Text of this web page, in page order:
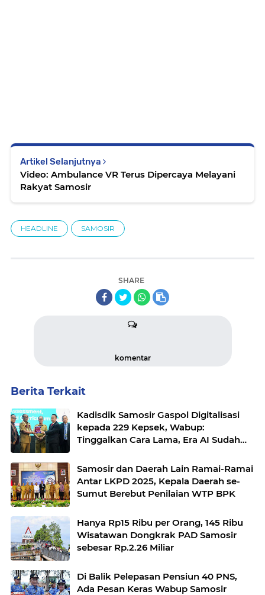
Artikel Selanjutnya
Video: Ambulance VR Terus Dipercaya Melayani
Rakyat Samosir
HEADLINE SAMOSIR
SHARE
komentar
Berita Terkait
Kadisdik Samosir Gaspol Digitalisasi
kepada 229 Kepsek, Wabup:
Tinggalkan Cara Lama, Era AI Sudah
Samosir dan Daerah Lain Ramai-Ramai
Antar LKPD 2025, Kepala Daerah se-
Sumut Berebut Penilaian WTP BPK
Hanya Rp15 Ribu per Orang, 145 Ribu
Wisatawan Dongkrak PAD Samosir
sebesar Rp.2.26 Miliar
Di Balik Pelepasan Pensiun 40 PNS,
Ada Pesan Keras Wabup Samosir